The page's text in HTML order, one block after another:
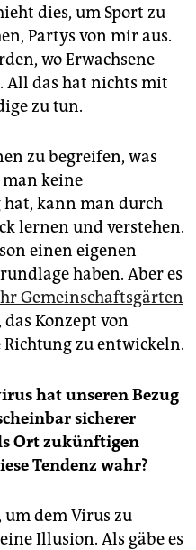
dies, um Sport zu
Partys von mir aus.
wo Erwachsene
All das hat nichts mit
zu tun.
zu begreifen, was
keine
kann man durch
lernen und verstehen.
einen eigenen
haben. Aber es
Gemeinschaftsgärten
Konzept von
zu entwickeln.
hat unseren Bezug
sicherer
Ort zukünftigen
Tendenz wahr?
um dem Virus zu
Illusion. Als gäbe es